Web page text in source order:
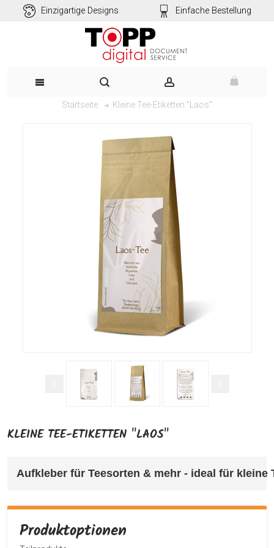
Einzigartige Designs Einfache Bestellung
Startseite Kleine Tee-Etiketten "Laos"
KLEINE TEE-ETIKETTEN "LAOS"
Aufkleber für Teesorten & mehr - ideal für kleine
Produktoptionen